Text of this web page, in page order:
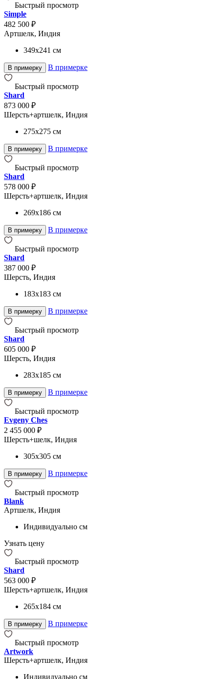
Быстрый просмотр
Simple
482 500 ₽
Артшелк, Индия
349x241 см
В примерку В примерке
Быстрый просмотр
Shard
873 000 ₽
Шерсть+артшелк, Индия
275x275 см
В примерку В примерке
Быстрый просмотр
Shard
578 000 ₽
Шерсть+артшелк, Индия
269x186 см
В примерку В примерке
Быстрый просмотр
Shard
387 000 ₽
Шерсть, Индия
183x183 см
В примерку В примерке
Быстрый просмотр
Shard
605 000 ₽
Шерсть, Индия
283x185 см
В примерку В примерке
Быстрый просмотр
Evgeny Ches
2 455 000 ₽
Шерсть+шелк, Индия
305x305 см
В примерку В примерке
Быстрый просмотр
Blank
Артшелк, Индия
Индивидуально см
Узнать цену
Быстрый просмотр
Shard
563 000 ₽
Шерсть+артшелк, Индия
265x184 см
В примерку В примерке
Быстрый просмотр
Artwork
Шерсть+артшелк, Индия
Индивидуально см